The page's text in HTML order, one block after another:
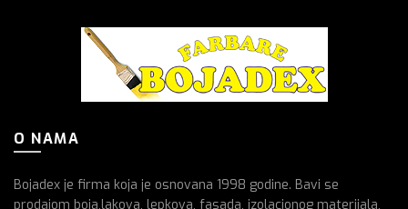
O NAMA
Bojadex je firma koja je osnovana 1998 godine. Bavi se
prodajom boja,lakova, lepkova, fasada, izolacionog materijala,